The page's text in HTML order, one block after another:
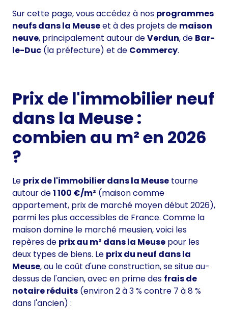
Sur cette page, vous accédez à nos programmes
neufs dans la Meuseet à des projets de maison
neuve, principalement autour deVerdun, de Bar-
le-Duc (la préfecture) et de Commercy.
Prix de l'immobilier neuf
dans la Meuse :
combien au m² en 2026
?
Le prix de l'immobilier dans la Meuse tourne
autour de1 100 €/m² (maison comme
appartement, prix de marché moyen début 2026),
parmi les plus accessibles de France. Comme la
maison domine le marché meusien, voici les
repères de prix au m² dans la Meuse pour les
deux types de biens. Le prix du neuf dans la
Meuse, ou le coût d'une construction, se situe au-
dessus de l'ancien, avec en prime des frais de
notaire réduits (environ 2 à 3 % contre 7 à 8 %
dans l'ancien) :